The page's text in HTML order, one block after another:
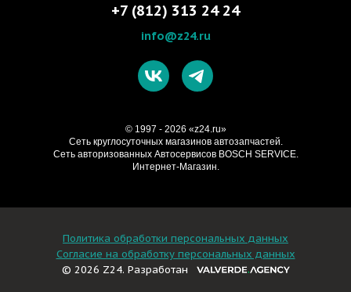
+7 (812) 313 24 24
info@z24.ru
© 1997 - 2026 «z24.ru»
Cеть круглосуточных магазинов автозапчастей.
Сеть авторизованных Автосервисов BOSCH SERVICE.
Интернет-Магазин.
Политика обработки персональных данных
Согласие на обработку персональных данных
© 2026 Z24. Разработан